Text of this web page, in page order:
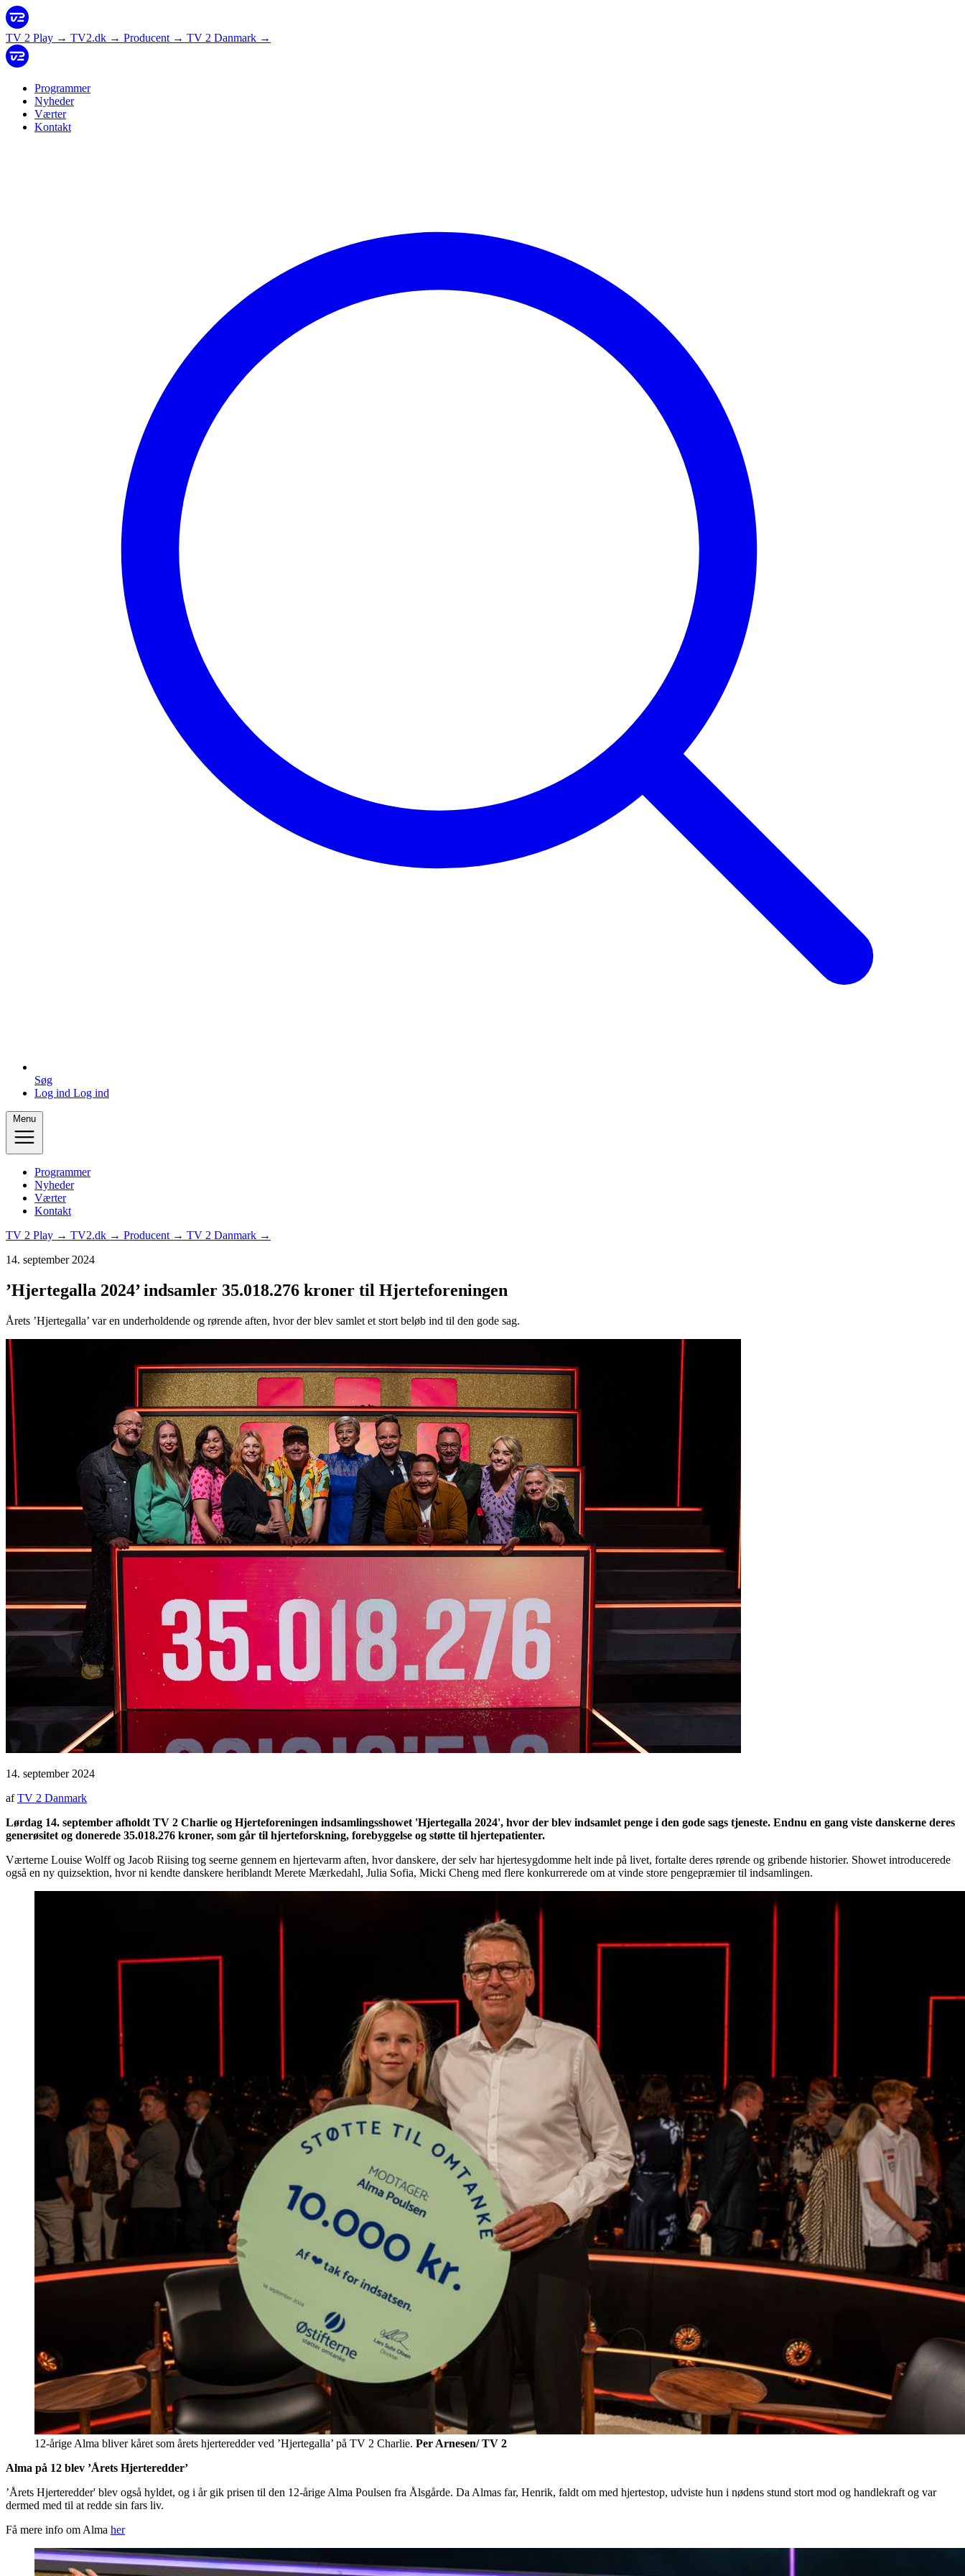
TV 2 Play → TV2.dk → Producent → TV 2 Danmark →
Programmer
Nyheder
Værter
Kontakt
Søg
Log ind Log ind
Menu
Programmer
Nyheder
Værter
Kontakt
TV 2 Play → TV2.dk → Producent → TV 2 Danmark →
14. september 2024
’Hjertegalla 2024’ indsamler 35.018.276 kroner til Hjerteforeningen
Årets ’Hjertegalla’ var en underholdende og rørende aften, hvor der blev samlet et stort beløb ind til den gode sag.
14. september 2024
afTV 2 Danmark
Lørdag 14. september afholdt TV 2 Charlie og Hjerteforeningen indsamlingsshowet 'Hjertegalla 2024', hvor der blev indsamlet penge i den gode sags tjeneste. Endnu en gang viste danskerne deres
generøsitet og donerede 35.018.276 kroner, som går til hjerteforskning, forebyggelse og støtte til hjertepatienter.
Værterne Louise Wolff og Jacob Riising tog seerne gennem en hjertevarm aften, hvor danskere, der selv har hjertesygdomme helt inde på livet, fortalte deres rørende og gribende historier. Showet introducerede
også en ny quizsektion, hvor ni kendte danskere heriblandt Merete Mærkedahl, Julia Sofia, Micki Cheng med flere konkurrerede om at vinde store pengepræmier til indsamlingen.
12-årige Alma bliver kåret som årets hjerteredder ved ’Hjertegalla’ på TV 2 Charlie. Per Arnesen/ TV 2
Alma på 12 blev ’Årets Hjerteredder’
’Årets Hjerteredder' blev også hyldet, og i år gik prisen til den 12-årige Alma Poulsen fra Ålsgårde. Da Almas far, Henrik, faldt om med hjertestop, udviste hun i nødens stund stort mod og handlekraft og var
dermed med til at redde sin fars liv.
Få mere info om Alma her